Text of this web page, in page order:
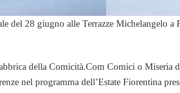
della Comicità.Com Comici o Miseria
nel programma dell’Estate Fiorentina